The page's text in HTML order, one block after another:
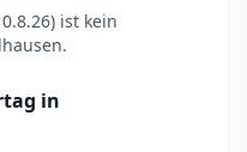
ist kein
in